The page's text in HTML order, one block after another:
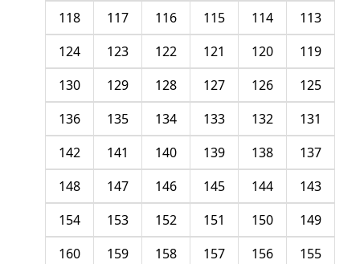
113
114
115
116
117
118
119
120
121
122
123
124
125
126
127
128
129
130
131
132
133
134
135
136
137
138
139
140
141
142
143
144
145
146
147
148
149
150
151
152
153
154
155
156
157
158
159
160